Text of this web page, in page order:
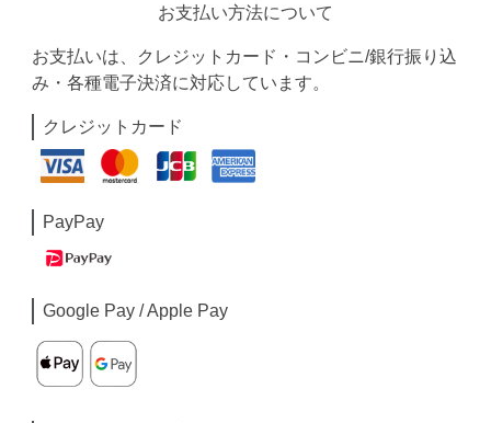
お支払い方法について
お支払いは、クレジットカード・コンビニ/銀行振り込
み・各種電子決済に対応しています。
クレジットカード
PayPay
Google Pay / Apple Pay